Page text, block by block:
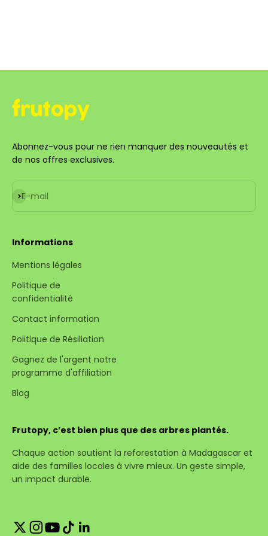
Abonnez-vous pour ne rien manquer des nouveautés et
de nos offres exclusives.
E-mail
S'inscrire
Informations
Mentions légales
Politique de
confidentialité
Contact information
Politique de Résiliation
Gagnez de l'argent notre
programme d'affiliation
Blog
Frutopy, c’est bien plus que des arbres plantés.
Chaque action soutient la reforestation à Madagascar et
aide des familles locales à vivre mieux. Un geste simple,
un impact durable.